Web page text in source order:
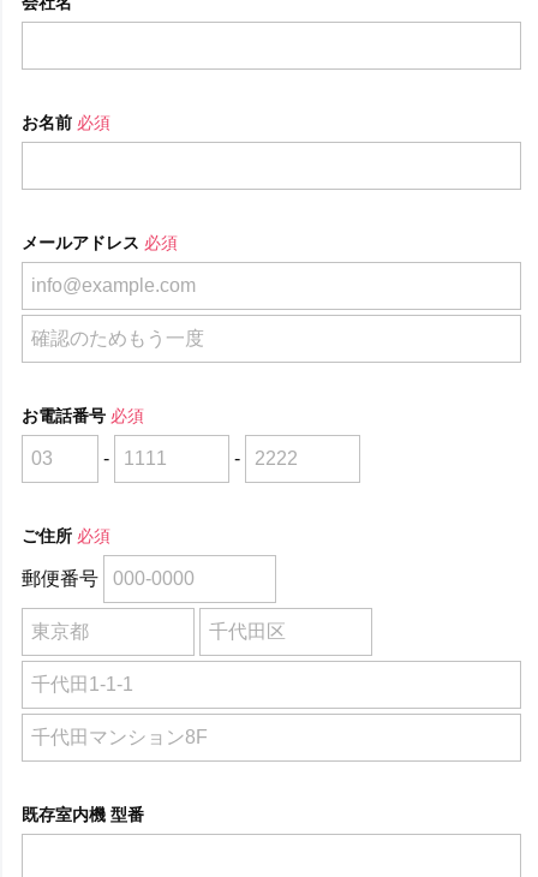
お名前 必須
メールアドレス 必須
お電話番号 必須
- -
ご住所 必須
郵便番号
既存室内機 型番